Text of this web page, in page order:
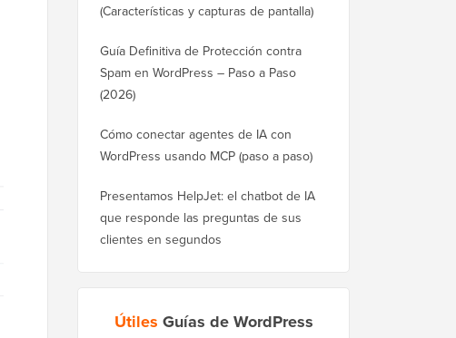
(Características y capturas de pantalla)
Guía Definitiva de Protección contra
Spam en WordPress – Paso a Paso
(2026)
Cómo conectar agentes de IA con
WordPress usando MCP (paso a paso)
Presentamos HelpJet: el chatbot de IA
que responde las preguntas de sus
clientes en segundos
Útiles Guías de WordPress